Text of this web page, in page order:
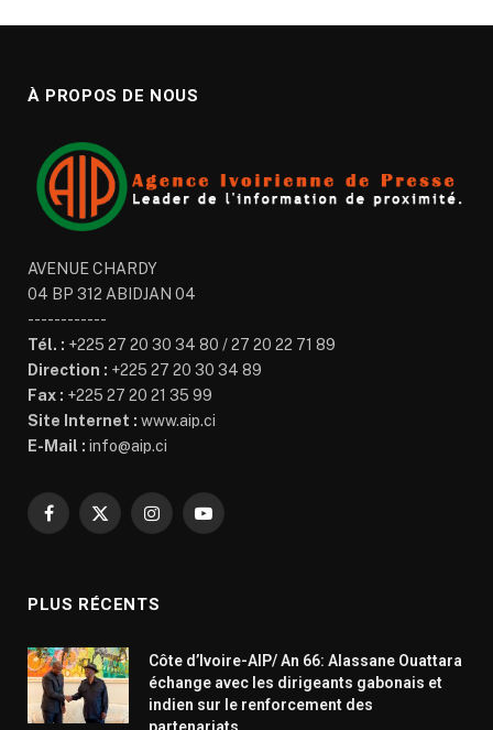
À PROPOS DE NOUS
AVENUE CHARDY
04 BP 312 ABIDJAN 04
------------
Tél. : +225 27 20 30 34 80 / 27 20 22 71 89
Direction : +225 27 20 30 34 89
Fax : +225 27 20 21 35 99
Site Internet : www.aip.ci
E-Mail : info@aip.ci
Facebook
X
InstagramYouTube
PLUS RÉCENTS
Côte d’Ivoire-AIP/ An 66: Alassane Ouattara
échange avec les dirigeants gabonais et
indien sur le renforcement des